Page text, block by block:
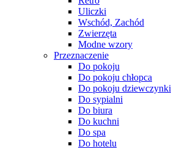
Uliczki
Wschód, Zachód
Zwierzęta
Modne wzory
Przeznaczenie
Do pokoju
Do pokoju chłopca
Do pokoju dziewczynki
Do sypialni
Do biura
Do kuchni
Do spa
Do hotelu